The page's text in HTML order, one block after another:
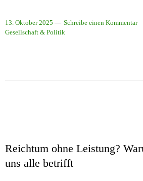
13. Oktober 2025
Schreibe einen Kommentar
Gesellschaft & Politik
Reichtum ohne Leistung?
uns alle betrifft